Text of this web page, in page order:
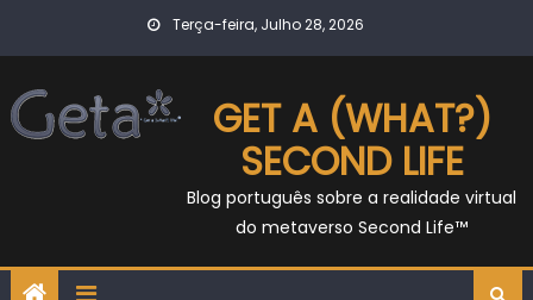
Terça-feira, Julho 28, 2026
GET A (WHAT?)
SECOND LIFE
Blog português sobre a realidade virtual
do metaverso Second Life™